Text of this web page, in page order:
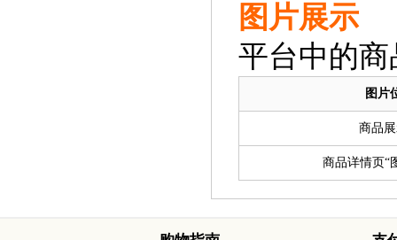
图片展示
平台中的
图片
商品
商品详情页“